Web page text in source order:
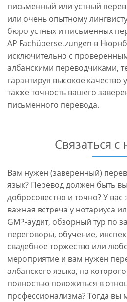
письменный или устный
или очень опытному
бюро устных и письменных
AP Fachübersetzungen в
исключительно с
албанскими переводчиками,
гарантируя высокое качество
также точность вашего
письменного перевода.
Связаться с
Вам нужен (заверенный)
язык? Перевод должен быть
добросовестно и точно? У вас
важная встреча у нотариуса
GMP-аудит, обзорный тур по
переговоры, обучение,
свадебное торжество или
мероприятие и вам нужен
албанского языка, на
полностью положиться в
профессионализма? Тогда вы